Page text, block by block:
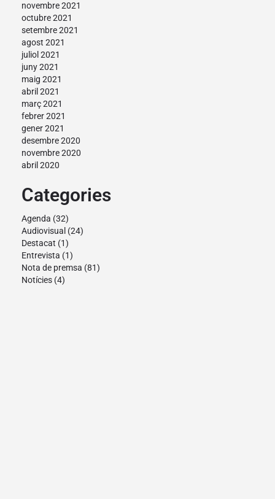
novembre 2021
octubre 2021
setembre 2021
agost 2021
juliol 2021
juny 2021
maig 2021
abril 2021
març 2021
febrer 2021
gener 2021
desembre 2020
novembre 2020
abril 2020
Categories
Agenda (32)
Audiovisual (24)
Destacat (1)
Entrevista (1)
Nota de premsa (81)
Notícies (4)